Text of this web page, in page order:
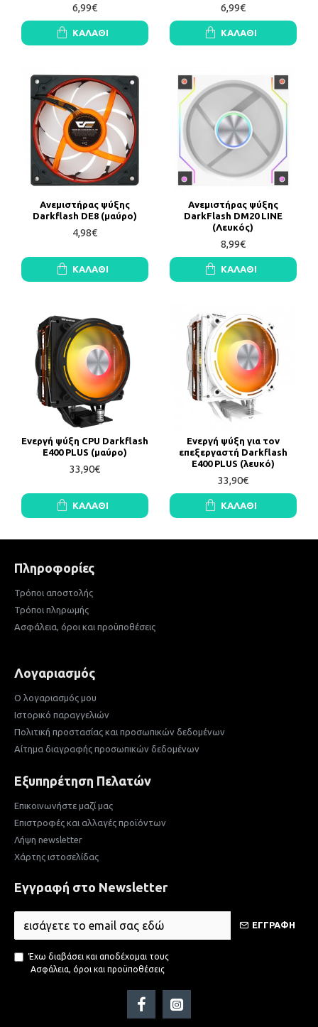
6,99€
ΚΑΛΆΘΙ
6,99€
ΚΑΛΆΘΙ
Ανεμιστήρας ψύξης
Darkflash DE8 (μαύρο)
4,98€
ΚΑΛΆΘΙ
Ανεμιστήρας ψύξης
DarkFlash DM20 LINE
(Λευκός)
8,99€
ΚΑΛΆΘΙ
Ενεργή ψύξη CPU Darkflash
E400 PLUS (μαύρο)
33,90€
ΚΑΛΆΘΙ
Ενεργή ψύξη για τον
επεξεργαστή Darkflash
E400 PLUS (λευκό)
33,90€
ΚΑΛΆΘΙ
Πληροφορίες
Τρόποι αποστολής
Τρόποι πληρωμής
Ασφάλεια, όροι και προϋποθέσεις
Λογαριασμός
Ο λογαριασμός μου
Ιστορικό παραγγελιών
Πολιτική προστασίας και προσωπικών δεδομένων
Αίτημα διαγραφής προσωπικών δεδομένων
Εξυπηρέτηση Πελατών
Επικοινωνήστε μαζί μας
Επιστροφές και αλλαγές προϊόντων
Λήψη newsletter
Χάρτης ιστοσελίδας
Εγγραφή στο Newsletter
ΕΓΓΡΑΦΗ
Έχω διαβάσει και αποδέχομαι τους
Ασφάλεια, όροι και προϋποθέσεις